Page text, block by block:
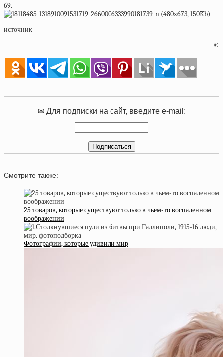
69.
источник
©
✉ Для подписки на сайт, введите e-mail:
Смотрите также:
25 товаров, которые существуют только в чьем-то воспаленном
воображении
Фотографии, которые удивили мир